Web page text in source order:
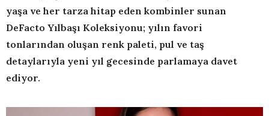
yaşa ve her tarza hitap eden kombinler sunan
DeFacto Yılbaşı Koleksiyonu; yılın favori
tonlarından oluşan renk paleti, pul ve taş
detaylarıyla yeni yıl gecesinde parlamaya davet
ediyor.